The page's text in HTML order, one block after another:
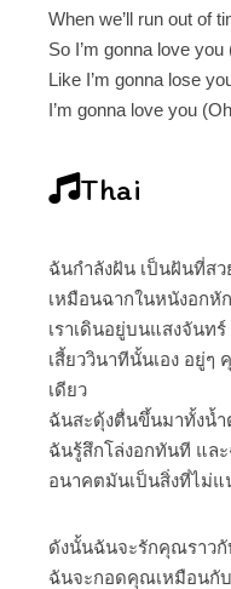
When we’ll run out of
So I’m gonna love
Like I’m gonna lose
I’m gonna love you
Thai
ฉันกำลังฝัน เป็นฝันที่สว
เหมือนฉากในหนังอกหั
เราเดินอยู่บนแสงจันท
เสี้ยววินาทีนั้นเอง อยู่
เดียว
ฉันสะดุ้งตื่นขึ้นมาทั้งน้
ฉันรู้สึกโล่งอกทันที แล
อนาคตมันเป็นสิ่งที่ไม่แ
ดังนั้นฉันจะรักคุณราว
ฉันจะกอดคุณเหมือนกับ